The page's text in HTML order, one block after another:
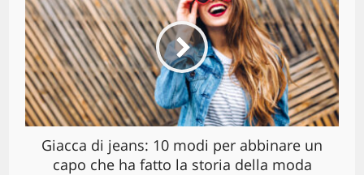
Giacca di jeans: 10 modi per abbinare un
capo che ha fatto la storia della moda